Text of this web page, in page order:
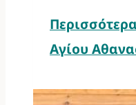
Περισσότερα
Αγίου